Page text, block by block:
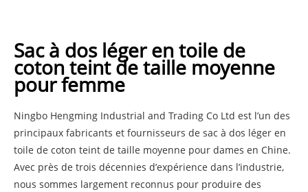
Sac à dos léger en toile de
coton teint de taille moyenne
pour femme
Ningbo Hengming Industrial and Trading Co Ltd est l’un des
principaux fabricants et fournisseurs de sac à dos léger en
toile de coton teint de taille moyenne pour dames en Chine.
Avec près de trois décennies d’expérience dans l’industrie,
nous sommes largement reconnus pour produire des